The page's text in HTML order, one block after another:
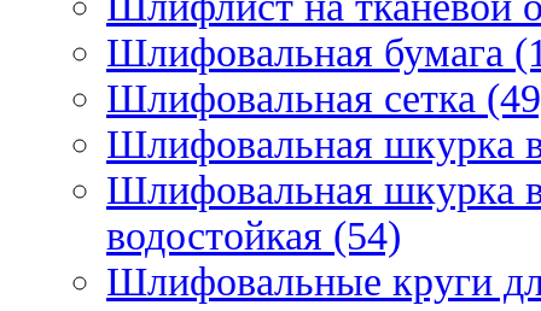
Шлифовальная бумага
Шлифовальная сетка
Шлифовальная шкурка
Шлифовальная шкурка
водостойкая (54)
Шлифовальные круги